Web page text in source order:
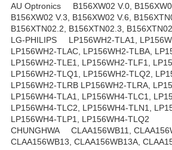
AU Optronics B156XW02 V.0,
B156XW02 V.3, B156XW02 V.6,
B156XTN02.2, B156XTN02.3,
LG-PHILIPS LP156WH2-TLA1,
LP156WH2-TLAC, LP156WH2-TLBA,
LP156WH2-TLE1, LP156WH2-TLF1,
LP156WH2-TLQ1, LP156WH2-TLQ2,
LP156WH2-TLRB LP156WH2-TLRA,
LP156WH4-TLA1, LP156WH4-TLC1,
LP156WH4-TLC2, LP156WH4-TLN1,
LP156WH4-TLP1, LP156WH4-TLQ2
CHUNGHWA CLAA156WB11,
CLAA156WB13, CLAA156WB13A,